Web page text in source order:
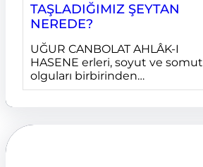
TAŞLADIĞIMIZ ŞEYTAN
NEREDE?
UĞUR CANBOLAT AHLÂK-I
HASENE erleri, soyut ve somut
olguları birbirinden…